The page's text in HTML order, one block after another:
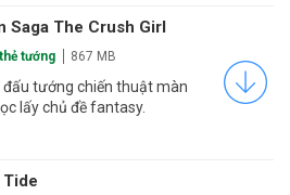
Saga The Crush Girl
tướng 867 MB
đấu tướng chiến thuật màn
lấy chủ đề fantasy.
Tide